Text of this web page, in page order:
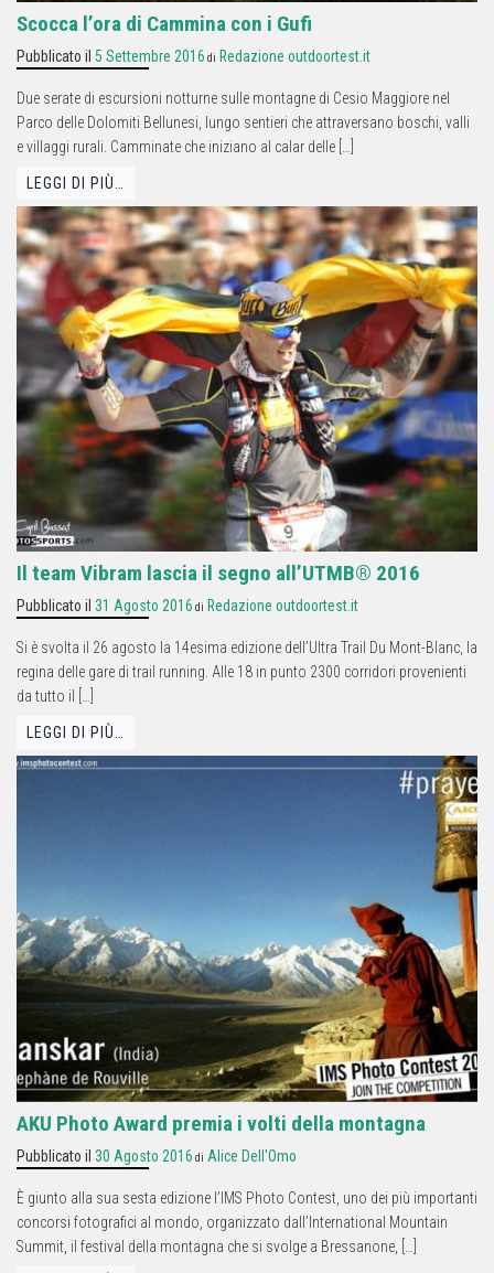
Scocca l’ora di Cammina con i Gufi
Pubblicato il 5 Settembre 2016 di Redazione outdoortest.it
Due serate di escursioni notturne sulle montagne di Cesio Maggiore nel
Parco delle Dolomiti Bellunesi, lungo sentieri che attraversano boschi, valli
e villaggi rurali. Camminate che iniziano al calar delle […]
LEGGI DI PIÙ…
Il team Vibram lascia il segno all’UTMB® 2016
Pubblicato il 31 Agosto 2016 di Redazione outdoortest.it
Si è svolta il 26 agosto la 14esima edizione dell’Ultra Trail Du Mont-Blanc, la
regina delle gare di trail running. Alle 18 in punto 2300 corridori provenienti
da tutto il […]
LEGGI DI PIÙ…
AKU Photo Award premia i volti della montagna
Pubblicato il 30 Agosto 2016 di Alice Dell'Omo
È giunto alla sua sesta edizione l’IMS Photo Contest, uno dei più importanti
concorsi fotografici al mondo, organizzato dall’International Mountain
Summit, il festival della montagna che si svolge a Bressanone, […]